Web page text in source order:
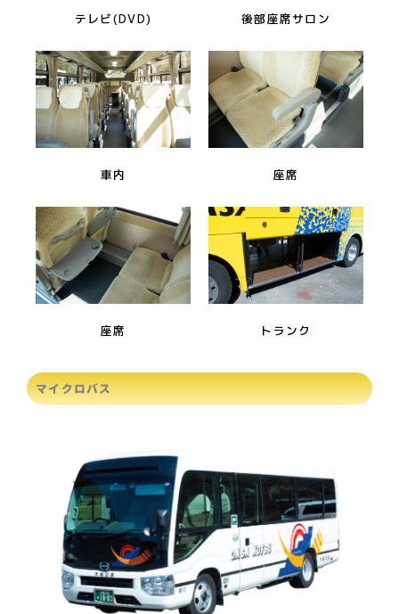
テレビ(DVD) 後部座席サロン
車内 座席
座席 トランク
マイクロバス